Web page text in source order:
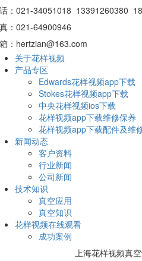
：021-34051018 13391260380
：021-64900946
：hertzian@163.com
关于花样视频
产品专区
Edwards花样视频app下载
Stokes花样视频app下载
中央花样视频ios下载
花样视频app下载维修保养
花样视频app下载配件及维
新闻动态
客户资料
行业新闻
公司新闻
技术知识
真空应用
真空知识
花样视频在线观看
成功案例
上海花样视频真